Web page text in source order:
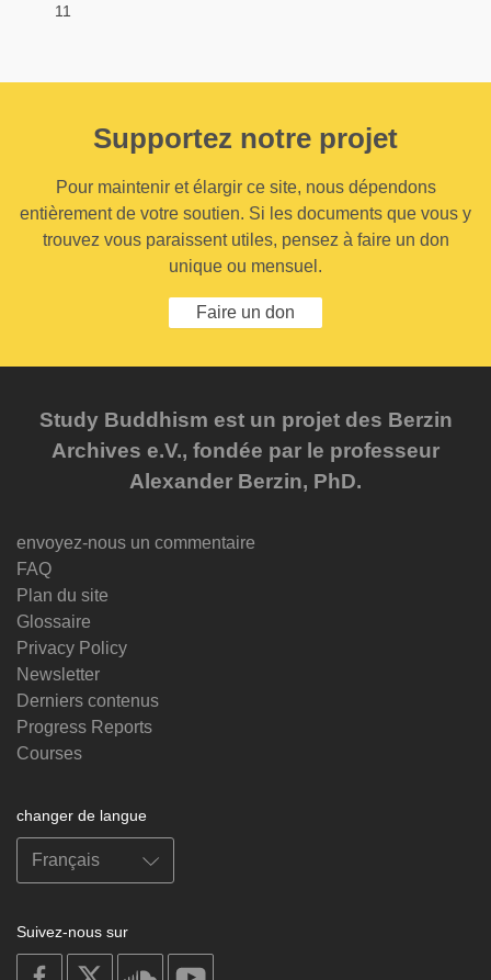
11
Supportez notre projet
Pour maintenir et élargir ce site, nous dépendons
entièrement de votre soutien. Si les documents que vous y
trouvez vous paraissent utiles, pensez à faire un don
unique ou mensuel.
Faire un don
Study Buddhism est un projet des Berzin
Archives e.V., fondée par le professeur
Alexander Berzin, PhD.
envoyez-nous un commentaire
FAQ
Plan du site
Glossaire
Privacy Policy
Newsletter
Derniers contenus
Progress Reports
Courses
changer de langue
Suivez-nous sur
on